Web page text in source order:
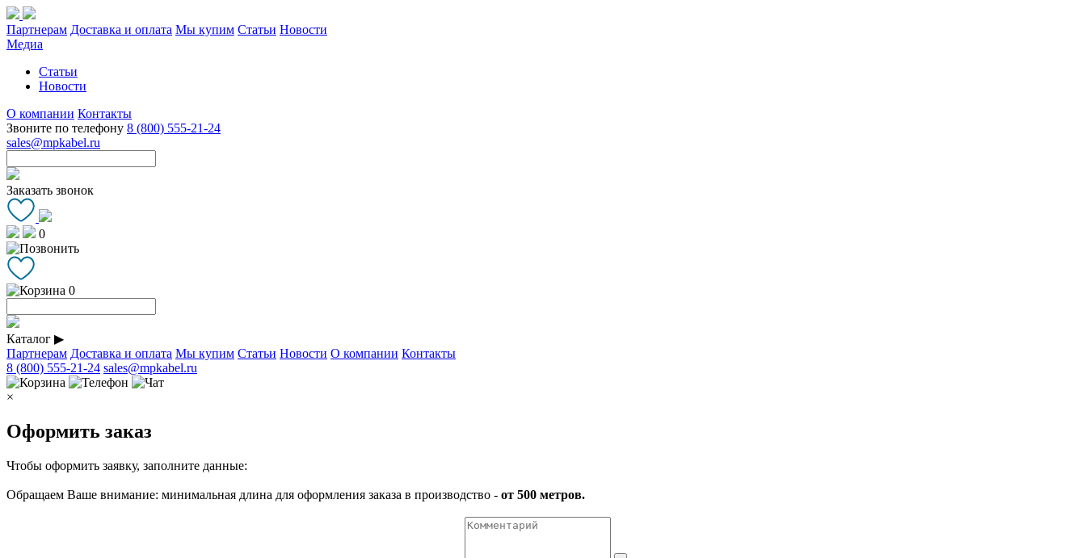
Партнерам Доставка и оплата Мы купим Статьи Новости
Медиа
Статьи
Новости
О компании Контакты
Звоните по телефону 8 (800) 555-21-24
sales@mpkabel.ru
Заказать звонок
0
0
Каталог ▶
Партнерам Доставка и оплата Мы купим Статьи Новости О компании Контакты
8 (800) 555-21-24 sales@mpkabel.ru
×
Оформить заказ
Чтобы оформить заявку, заполните данные:
Обращаем Ваше внимание: минимальная длина для оформления заказа в производство - от 500 метров.